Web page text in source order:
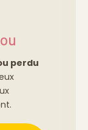
perdu